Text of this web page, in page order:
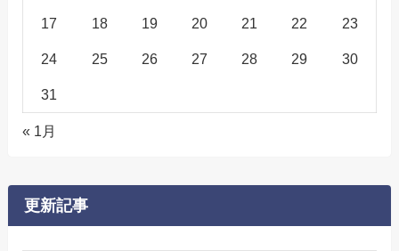
17 18 19 20 21 22 23
24 25 26 27 28 29 30
31
« 1月
更新記事